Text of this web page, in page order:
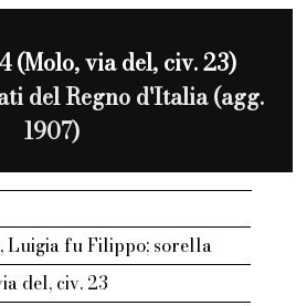
(Molo, via del, civ. 23)
del Regno d'Italia (agg.
1907)
Luigia fu Filippo; sorella
del, civ. 23